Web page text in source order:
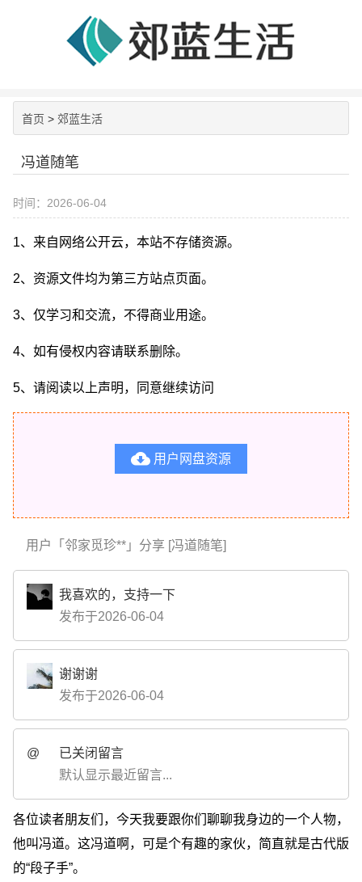
首页 > 郊蓝生活
冯道随笔
时间：2026-06-04
1、来自网络公开云，本站不存储资源。
2、资源文件均为第三方站点页面。
3、仅学习和交流，不得商业用途。
4、如有侵权内容请联系删除。
5、请阅读以上声明，同意继续访问
 用户网盘资源
用户「邻家觅珍**」分享 [冯道随笔]
我喜欢的，支持一下
发布于2026-06-04
谢谢谢
发布于2026-06-04
@
已关闭留言
默认显示最近留言...
各位读者朋友们，今天我要跟你们聊聊我身边的一个人物，
他叫冯道。这冯道啊，可是个有趣的家伙，简直就是古代版
的“段子手”。